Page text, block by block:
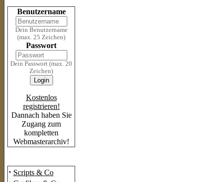
Benutzername
Dein Benutzername
(max. 25 Zeichen)
Passwort
Dein Passwort (max. 20
Zeichen)
Kostenlos
registrieren!
Dannach haben Sie
Zugang zum
kompletten
Webmasterarchiv!
· Scripts & Co